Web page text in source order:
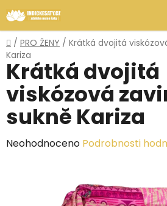
na
obsah
Domů
/ PRO ŽENY / Krátká dvojitá
Kariza
Krátká dvojitá
viskózová
sukně Kariza
Průměrné
Neohodnoceno Podrobnosti